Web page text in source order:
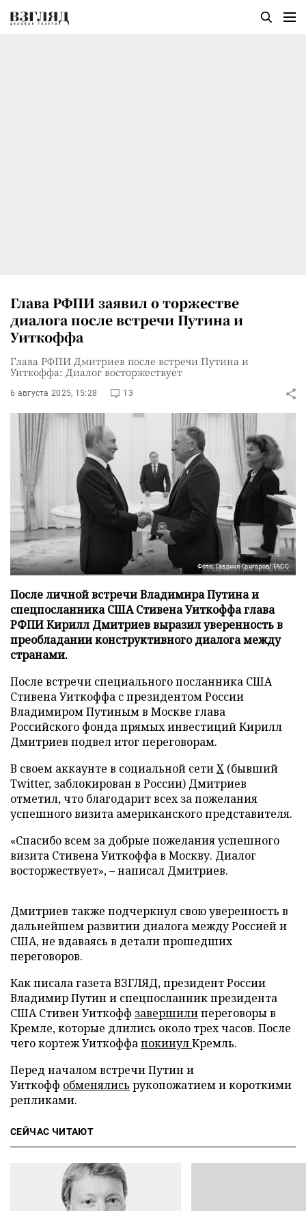
Глава РФПИ заявил о торжестве
диалога после встречи Путина и
Уиткоффа
Глава РФПИ Дмитриев после встречи Путина и
Уиткоффа: Диалог восторжествует
6 августа 2025, 15:28 13
Фото: Гавриил Григоров/ТАСС
После личной встречи Владимира Путина и
спецпосланника США Стивена Уиткоффа глава
РФПИ Кирилл Дмитриев выразил уверенность в
преобладании конструктивного диалога между
странами.
После встречи специального посланника США
Стивена Уиткоффа с президентом России
Владимиром Путиным в Москве глава
Российского фонда прямых инвестиций Кирилл
Дмитриев подвел итог переговорам.
В своем аккаунте в социальной сетиХ (бывший
Twitter, заблокирован в России) Дмитриев
отметил, что благодарит всех за пожелания
успешного визита американского представителя.
«Спасибо всем за добрые пожелания успешного
визита Стивена Уиткоффа в Москву. Диалог
восторжествует», – написал Дмитриев.
Дмитриев также подчеркнул свою уверенность в
дальнейшем развитии диалога между Россией и
США, не вдаваясь в детали прошедших
переговоров.
Как писала газета ВЗГЛЯД, президент России
Владимир Путин и спецпосланник президента
США Стивен Уиткофф завершилипереговоры в
Кремле, которые длились около трех часов. После
чего кортеж УиткоффапокинулКремль.
Перед началом встречи Путин и
Уиткофф обменялись рукопожатием и короткими
репликами.
СЕЙЧАС ЧИТАЮТ